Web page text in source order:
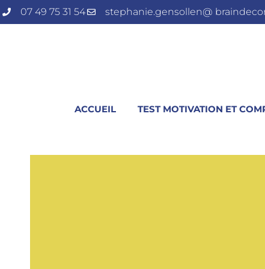
07 49 75 31 54 stephanie.gensollen@
ACCUEIL TEST MOTIVATION ET